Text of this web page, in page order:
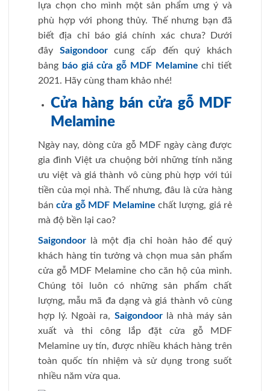
lựa chọn cho mình một sản phẩm ưng ý và
phù hợp với phong thủy. Thế nhưng bạn đã
biết địa chỉ báo giá chính xác chưa? Dưới
đây Saigondoorcung cấp đến quý khách
bảng báo giá cửa gỗ MDF Melamine chi tiết
2021. Hãy cùng tham khảo nhé!
Cửa hàng bán cửa gỗ MDF
Melamine
Ngày nay, dòng cửa gỗ MDF ngày càng được
gia đình Việt ưa chuộng bởi những tính năng
ưu việt và giá thành vô cùng phù hợp với túi
tiền của mọi nhà. Thế nhưng, đâu là cửa hàng
báncửa gỗ MDF Melamine chất lượng, giá rẻ
mà độ bền lại cao?
Saigondoor là một địa chỉ hoàn hảo để quý
khách hàng tin tưởng và chọn mua sản phẩm
cửa gỗ MDF Melamine cho căn hộ của mình.
Chúng tôi luôn có những sản phẩm chất
lượng, mẫu mã đa dạng và giá thành vô cùng
hợp lý. Ngoài ra, Saigondoorlà nhà máy sản
xuất và thi công lắp đặt cửa gỗ MDF
Melamine uy tín, được nhiều khách hàng trên
toàn quốc tín nhiệm và sử dụng trong suốt
nhiều năm vừa qua.